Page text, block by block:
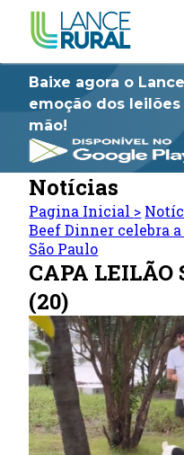
Baixe agora o
emoção dos
mão!
Notícias
Pagina Inicial >
Beef Dinner celebra
São Paulo
CAPA LEILÃO
(20)